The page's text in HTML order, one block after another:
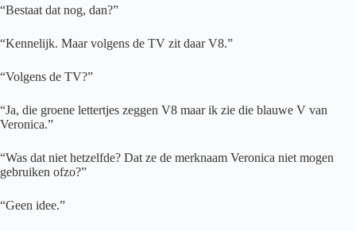
“Bestaat dat nog, dan?”
“Kennelijk. Maar volgens de TV zit daar V8.”
“Volgens de TV?”
“Ja, die groene lettertjes zeggen V8 maar ik zie die blauwe V van
Veronica.”
“Was dat niet hetzelfde? Dat ze de merknaam Veronica niet mogen
gebruiken ofzo?”
“Geen idee.”